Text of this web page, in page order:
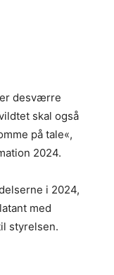
desværre
skal også
på tale«,
2024.
i 2024,
med
styrelsen.